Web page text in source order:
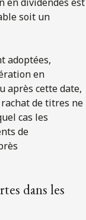
soit un
adoptées,
en
après cette date,
de titres ne
cas les
de
dans les